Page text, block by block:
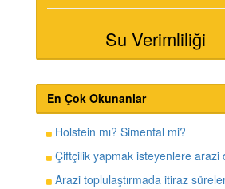
Su Verimliliği
En Çok Okunanlar
Holstein mı? Simental mi?
Çiftçilik yapmak isteyenlere arazi
Arazi toplulaştırmada itiraz